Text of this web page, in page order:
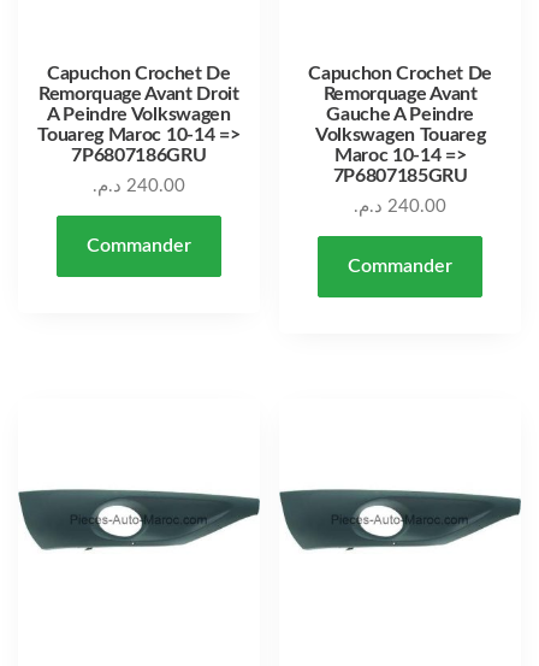
Capuchon Crochet De
Remorquage Avant Droit
A Peindre Volkswagen
Touareg Maroc 10-14 =>
7P6807186GRU
240.00 د.م.
Commander
Capuchon Crochet De
Remorquage Avant
Gauche A Peindre
Volkswagen Touareg
Maroc 10-14 =>
7P6807185GRU
240.00 د.م.
Commander